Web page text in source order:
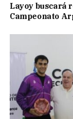
Layoy buscará
Campeonato